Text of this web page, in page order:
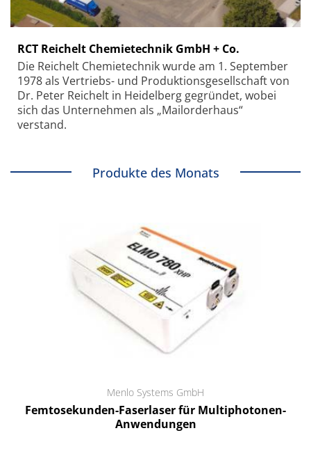
RCT Reichelt Chemietechnik GmbH + Co.
Die Reichelt Chemietechnik wurde am 1. September
1978 als Vertriebs- und Produktionsgesellschaft von
Dr. Peter Reichelt in Heidelberg gegründet, wobei
sich das Unternehmen als „Mailorderhaus“
verstand.
Produkte des Monats
Menlo Systems GmbH
Femtosekunden-Faserlaser für Multiphotonen-
Anwendungen